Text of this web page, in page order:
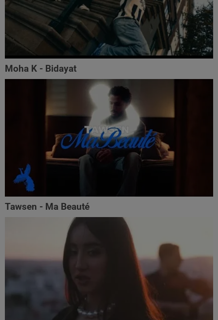
Moha K - Bidayat
Tawsen - Ma Beauté